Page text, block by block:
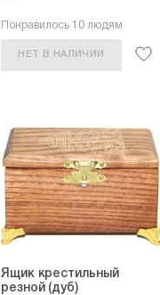
Понравилось 10 людям
НЕТ В НАЛИЧИИ
Ящик крестильный
резной (дуб)